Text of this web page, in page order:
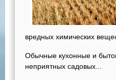
вредных химических
Обычные кухонные и
неприятных садовых...